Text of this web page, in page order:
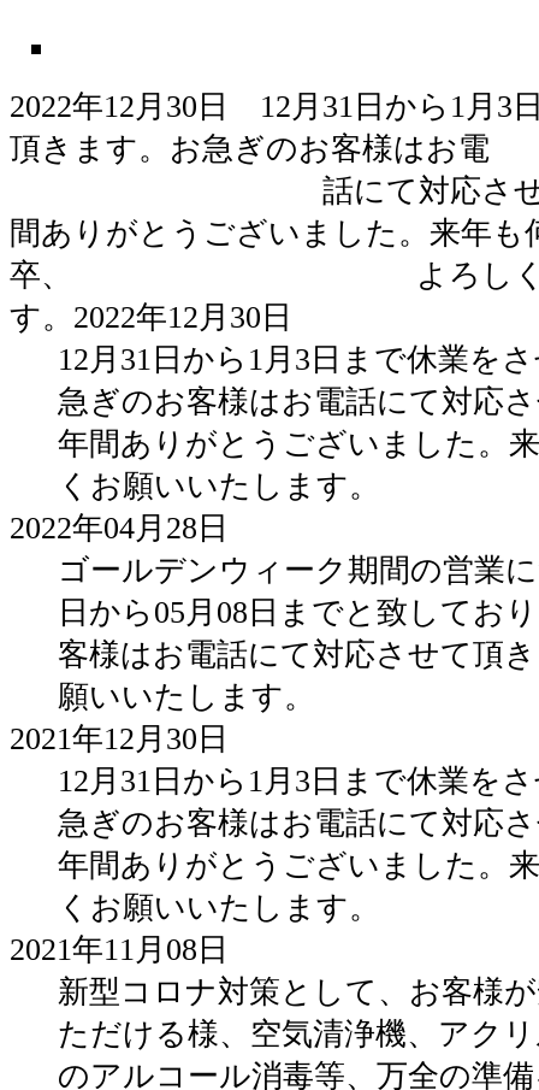
2022年12月30日 12月31日から1月3
頂きます。お急ぎのお客様はお
話にて対応させて頂
間ありがとうございました。来年も
卒、 よろしくお願
す。2022年12月30日
12月31日から1月3日まで休業を
急ぎのお客様はお電話にて対応
年間ありがとうございました。
くお願いいたします。
2022年04月28日
ゴールデンウィーク期間の営業
日から05月08日までと致してお
客様はお電話にて対応させて頂
願いいたします。
2021年12月30日
12月31日から1月3日まで休業を
急ぎのお客様はお電話にて対応
年間ありがとうございました。
くお願いいたします。
2021年11月08日
新型コロナ対策として、お客様
ただける様、空気清浄機、アク
のアルコール消毒等、万全の準